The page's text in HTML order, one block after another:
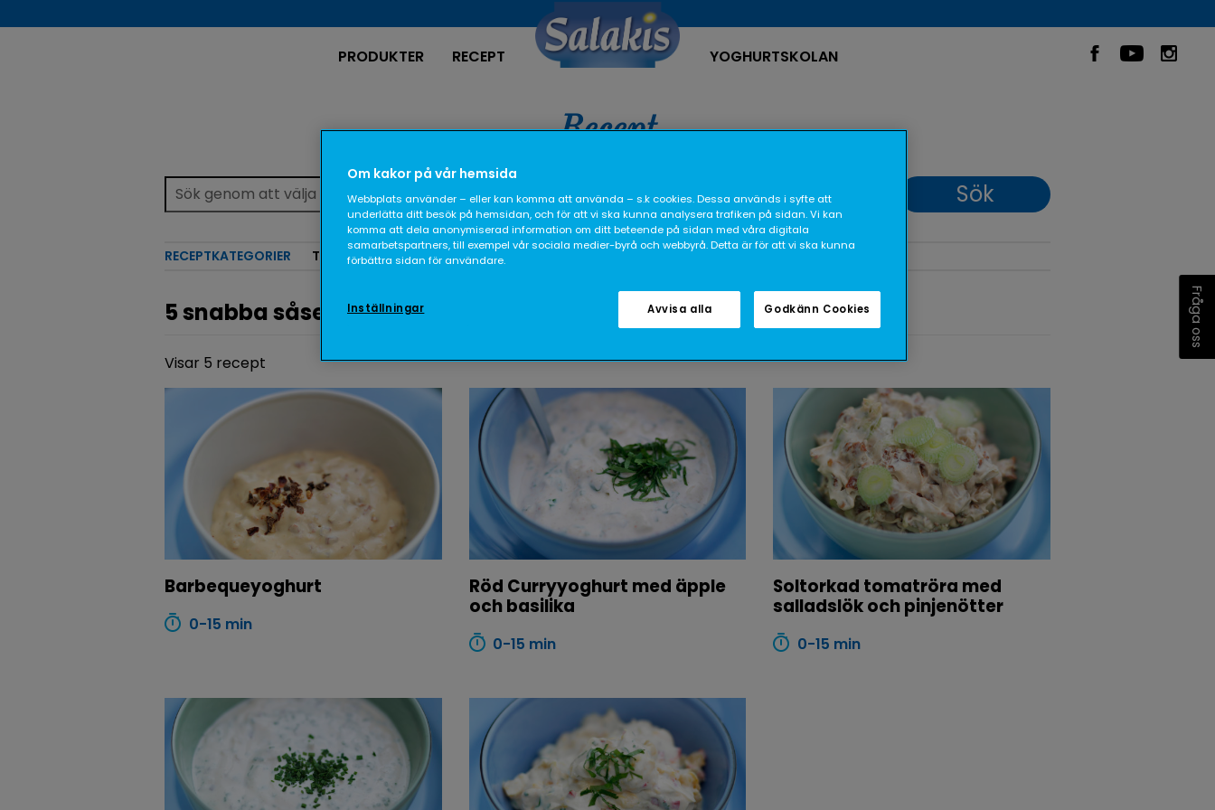
Fråga oss
PRODUKTER RECEPT YOGHURTSKOLAN
Recept
RECEPTKATEGORIER TEMAN
5 snabba såser
Visar 5 recept
Barbequeyoghurt
0-15 min
Röd Curryyoghurt med äpple
och basilika
0-15 min
Soltorkad tomatröra med
salladslök och pinjenötter
0-15 min
Om kakor på vår hemsida
Webbplats använder – eller kan komma att använda – s.k cookies. Dessa används i syfte att
underlätta ditt besök på hemsidan, och för att vi ska kunna analysera trafiken på sidan. Vi kan
komma att dela anonymiserad information om ditt beteende på sidan med våra digitala
samarbetspartners, till exempel vår sociala medier-byrå och webbyrå. Detta är för att vi ska kunna
förbättra sidan för användare.
Avvisa alla Godkänn Cookies
Inställningar